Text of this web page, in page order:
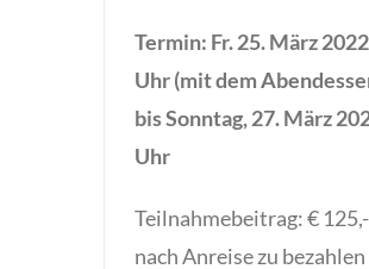
Termin: Fr. 25. März
Uhr (mit dem
bis Sonntag, 27. März
Uhr
Teilnahmebeitrag: €
nach Anreise zu bezahlen